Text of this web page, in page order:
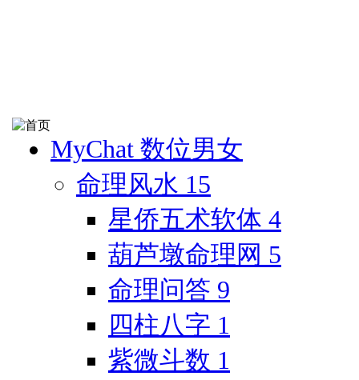
MyChat 数位男女
命理风水 15
星侨五术软体 4
葫芦墩命理网 5
命理问答 9
四柱八字 1
紫微斗数 1